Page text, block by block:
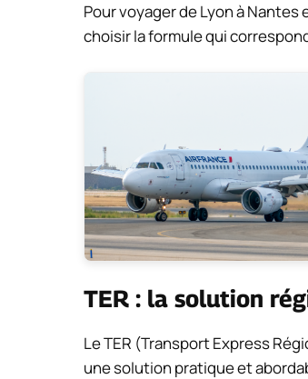
Pour voyager de Lyon à
choisir la formule qui
TER : la solution
Le TER (Transport Express
une solution pratique et